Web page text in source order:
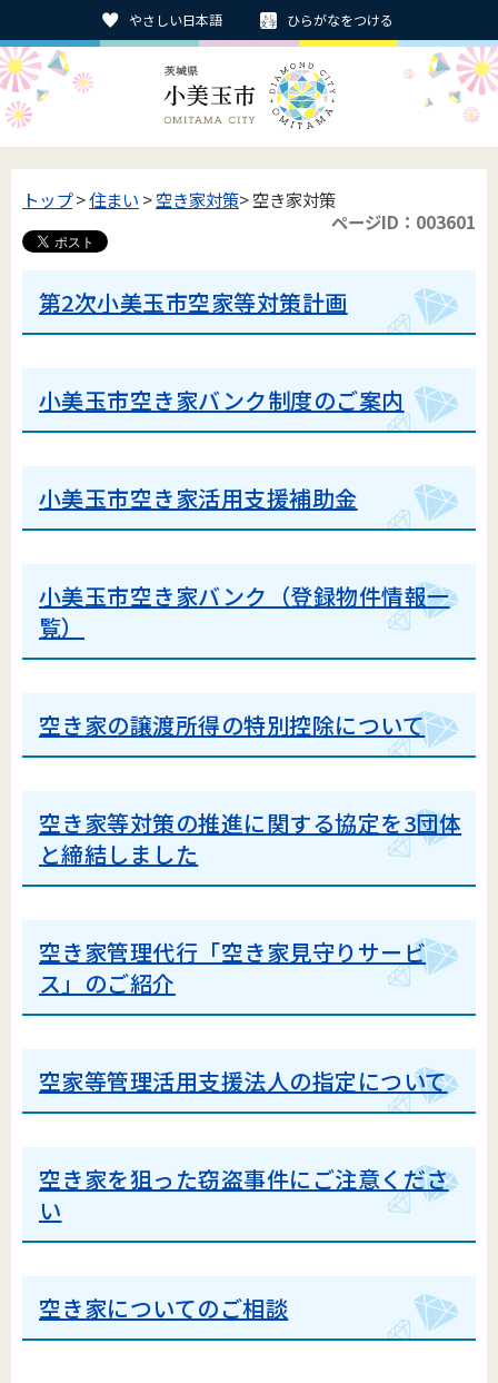
やさしい日本語 ひらがなをつける
トップ>住まい >空き家対策> 空き家対策
ページID：003601
第2次小美玉市空家等対策計画
小美玉市空き家バンク制度のご案内
小美玉市空き家活用支援補助金
小美玉市空き家バンク（登録物件情報一
覧）
空き家の譲渡所得の特別控除について
空き家等対策の推進に関する協定を3団体
と締結しました
空き家管理代行「空き家見守りサービ
ス」のご紹介
空家等管理活用支援法人の指定について
空き家を狙った窃盗事件にご注意くださ
い
空き家についてのご相談